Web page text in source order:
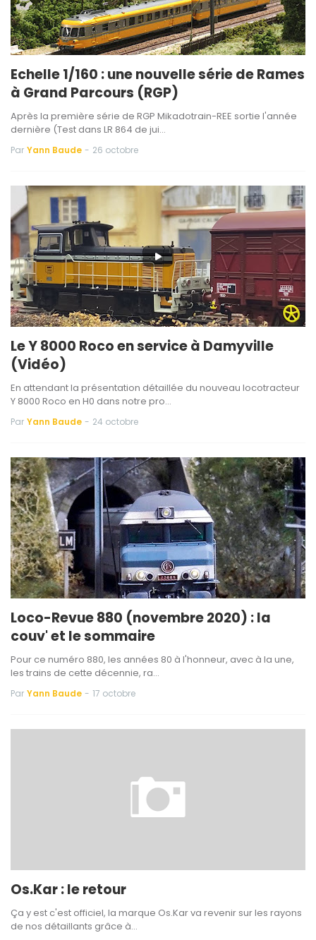
Echelle 1/160 : une nouvelle série de Rames
à Grand Parcours (RGP)
Après la première série de RGP Mikadotrain-REE sortie l'année
dernière (Test dans LR 864 de jui…
Par Yann Baude - 26 octobre
Le Y 8000 Roco en service à Damyville
(Vidéo)
En attendant la présentation détaillée du nouveau locotracteur
Y 8000 Roco en H0 dans notre pro…
Par Yann Baude - 24 octobre
Loco-Revue 880 (novembre 2020) : la
couv' et le sommaire
Pour ce numéro 880, les années 80 à l'honneur, avec à la une,
les trains de cette décennie, ra…
Par Yann Baude - 17 octobre
Os.Kar : le retour
Ça y est c'est officiel, la marque Os.Kar va revenir sur les rayons
de nos détaillants grâce à…